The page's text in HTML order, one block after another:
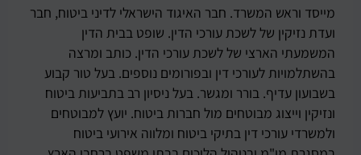
מייסד וראש המשרד. חבר האיגוד הישראלי לדיני ביטוח, חבר
ועדת נזיקין של לשכת עורכי הדין. שופט בבית הדין
המשמעתי הארצי של לשכת עורכי הדין. כותב ומרצה
בהשתלמויות לעורכי דין ובפורומים נוספים. בעל טור קבוע
בשבועון עדיף. בורר ומגשר. בעל ניסיון רב בתביעות ביטוח
ונזיקין וייצוג מבוטחים מול חברות ביטוח. יועץ למבוטחים
ולמשרדי עורכי דין בתיקי ביטוח ומלווה אירועי ביטוח